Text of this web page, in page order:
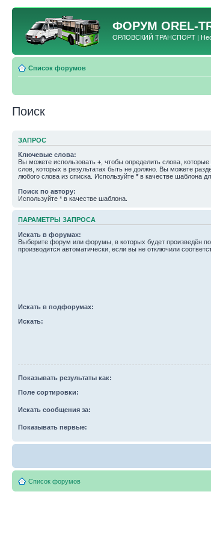
ФОРУМ OREL-
ОРЛОВСКИЙ ТРАНСПОРТ |
Список форумов
Поиск
ЗАПРОС
Ключевые слова:
Вы можете использовать + , чтобы определить слова,
слов, которых в результатах быть не должно. Вы можете
любого слова из списка. Используйте * в качестве шаблона
Поиск по автору:
Используйте * в качестве шаблона.
ПАРАМЕТРЫ ЗАПРОСА
Искать в форумах:
Выберите форум или форумы, в которых будет произведён
производится автоматически, если вы не отключили
Искать в подфорумах:
Искать:
Показывать результаты как:
Поле сортировки:
Искать сообщения за:
Показывать первые:
Список форумов